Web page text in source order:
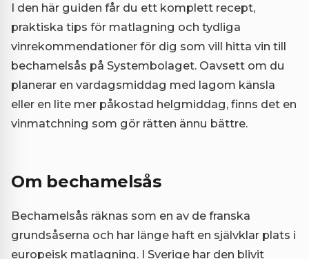
I den här guiden får du ett komplett recept,
praktiska tips för matlagning och tydliga
vinrekommendationer för dig som vill hitta vin till
bechamelsås på Systembolaget. Oavsett om du
planerar en vardagsmiddag med lagom känsla
eller en lite mer påkostad helgmiddag, finns det en
vinmatchning som gör rätten ännu bättre.
Om bechamelsås
Bechamelsås räknas som en av de franska
grundsåserna och har länge haft en självklar plats i
europeisk matlagning. I Sverige har den blivit